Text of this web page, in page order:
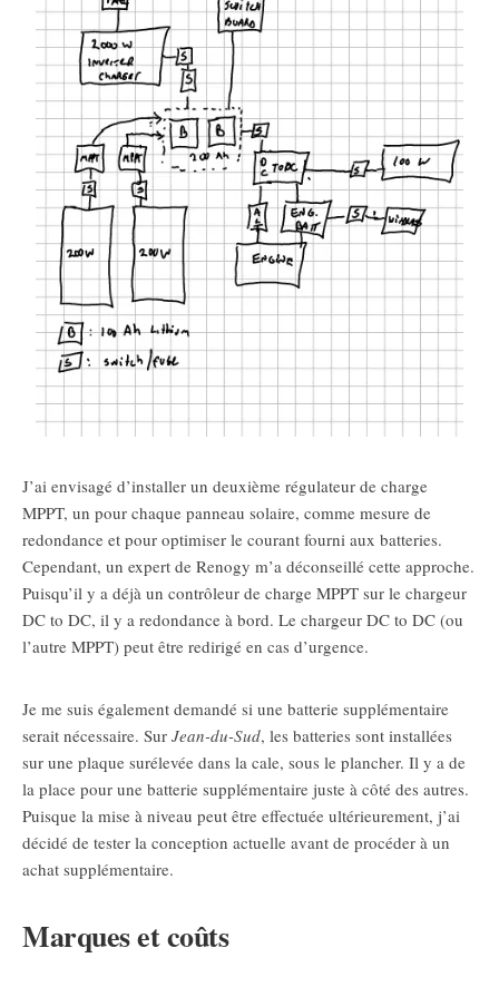
J’ai envisagé d’installer un deuxième régulateur de charge
MPPT, un pour chaque panneau solaire, comme mesure de
redondance et pour optimiser le courant fourni aux batteries.
Cependant, un expert de Renogy m’a déconseillé cette approche.
Puisqu’il y a déjà un contrôleur de charge MPPT sur le chargeur
DC to DC, il y a redondance à bord. Le chargeur DC to DC (ou
l’autre MPPT) peut être redirigé en cas d’urgence.
Je me suis également demandé si une batterie supplémentaire
serait nécessaire. Sur Jean-du-Sud, les batteries sont installées
sur une plaque surélevée dans la cale, sous le plancher. Il y a de
la place pour une batterie supplémentaire juste à côté des autres.
Puisque la mise à niveau peut être effectuée ultérieurement, j’ai
décidé de tester la conception actuelle avant de procéder à un
achat supplémentaire.
Marques et coûts